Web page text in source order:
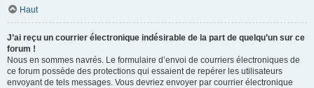
Haut
J’ai reçu un courrier électronique indésirable de la part de quelqu’un sur ce
forum !
Nous en sommes navrés. Le formulaire d’envoi de courriers électroniques de
ce forum possède des protections qui essaient de repérer les utilisateurs
envoyant de tels messages. Vous devriez envoyer par courrier électronique